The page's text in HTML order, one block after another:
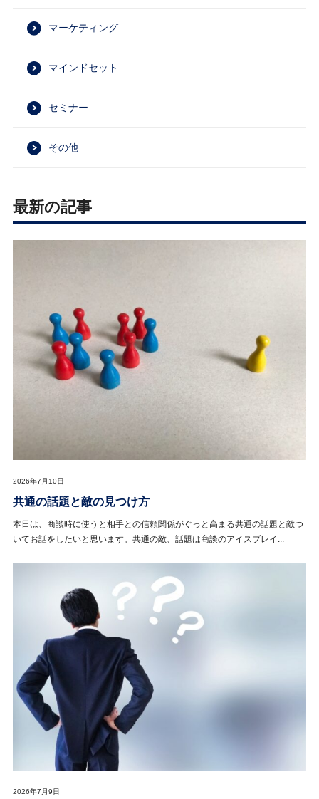
マーケティング
マインドセット
セミナー
その他
最新の記事
2026年7月10日
共通の話題と敵の見つけ方
本日は、商談時に使うと相手との信頼関係がぐっと高まる共通の話題と敵つ
いてお話をしたいと思います。共通の敵、話題は商談のアイスブレイ...
2026年7月9日